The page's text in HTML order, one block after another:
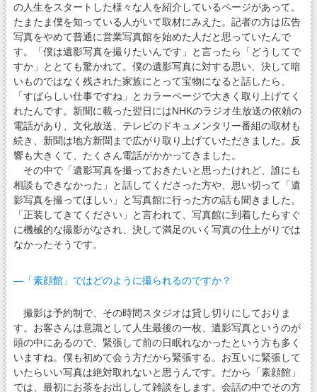
の人生をスタートした様々な人を紹介しているページがあって。
たまたま僕を知っている人がいて取材にみえた。記者の方は広告
写真をやめて普通に営業写真館を始めた人だと思っていたんで
す。「僕は遺影写真を撮りたいんです」と言ったら「どうしてで
すか」ととても驚かれて。僕の遺影写真に対する思い、決して暗
いものではなく残された家族にとって宝物になると話したら、
「すばらしい仕事ですね」とカラーページで大きく取り上げてく
れたんです。新聞に載った翌日にはNHKのラジオ生放送の依頼の
電話があり、文化放送、テレビのドキュメンタリー番組の取材も
続き、新聞は地方新聞まで広がり取り上げていただきました。反
響も大きくて、たくさん電話がかかってきました。
その中で「遺影写真を撮っておきたいと思ったけれど、誰にも
相談もできなかった」と話してくださった方や、思い切って「遺
影写真を撮ってほしい」と写真館に行った方の話も聞きました。
「正装してきてください」と言われて、写真館に到着したらすぐ
に機械的な撮影がなされ、決して満足のいく写真の仕上がりでは
なかったそうです。
―「素顔館」ではどのように撮られるのですか？
撮影は予約制で、その時間スタジオは貸し切りにしておりま
す。お客さんは意識として人生最後の一枚、遺影写真というのが
頭の中にあるので、緊張して前の日眠れなかったという方も多く
いますね。僕も初めて会う方だから緊張する。お互いに緊張して
いたらいい写真は絶対取れないと思うんです。だから「素顔館」
では、最初にお茶をお出しして雑談をします。会話の中でその方